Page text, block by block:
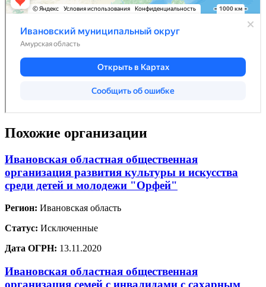
Похожие организации
Ивановская областная общественная
организация развития культуры и искусства
среди детей и молодежи "Орфей"
Регион: Ивановская область
Статус: Исключенные
Дата ОГРН: 13.11.2020
Ивановская областная общественная
организация семей с инвалидами с сахарным